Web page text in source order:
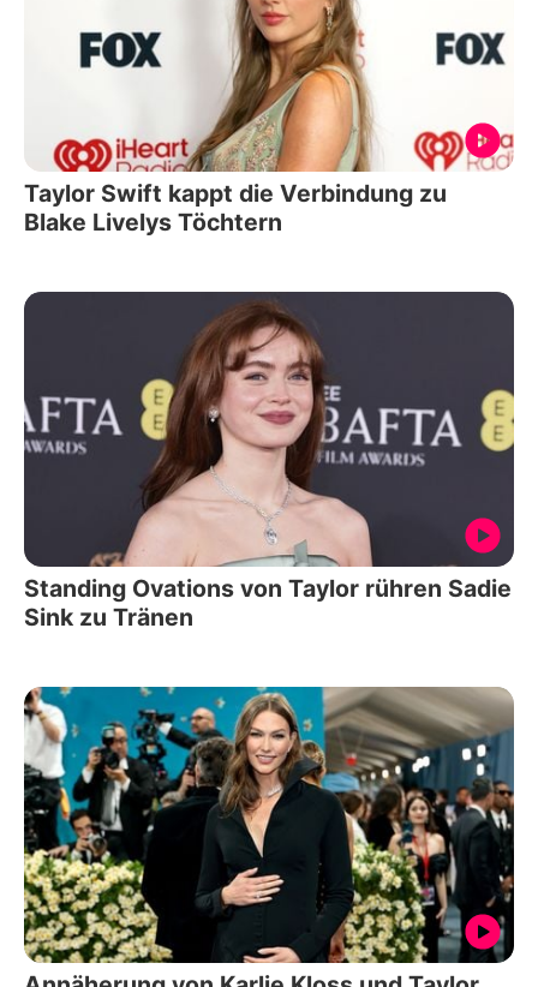
Taylor Swift kappt die Verbindung zu
Blake Livelys Töchtern
Standing Ovations von Taylor rühren Sadie
Sink zu Tränen